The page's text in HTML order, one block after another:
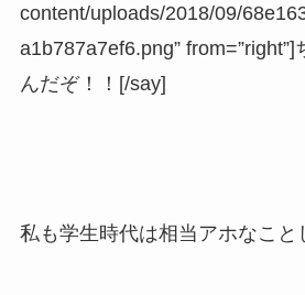
content/uploads/2018/09/
a1b787a7ef6.png” from=”right”]
んだぞ！！[/say]
私も学生時代は相当アホなこと